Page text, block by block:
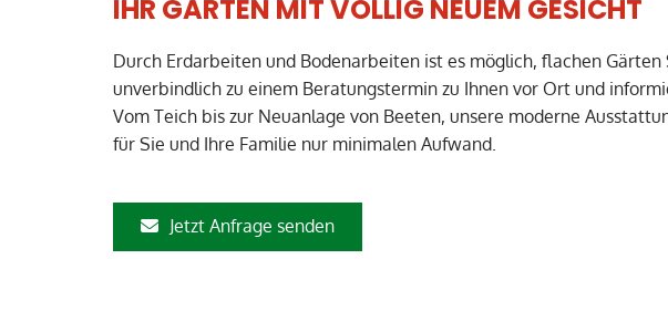
IHR GARTEN MIT VÖLLIG NEUEM GESICHT
Durch Erdarbeiten und Bodenarbeiten ist es möglich, flachen
unverbindlich zu einem Beratungstermin zu Ihnen vor Ort und
Vom Teich bis zur Neuanlage von Beeten, unsere moderne
für Sie und Ihre Familie nur minimalen Aufwand.
Jetzt Anfrage senden